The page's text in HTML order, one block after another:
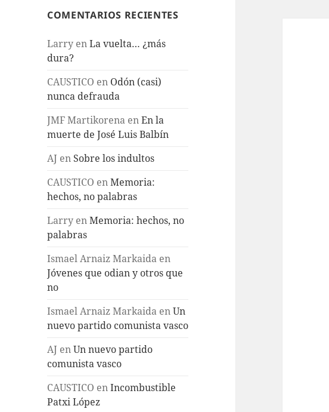
COMENTARIOS RECIENTES
Larry enLa vuelta… ¿más
dura?
CAUSTICO en Odón (casi)
nunca defrauda
JMF Martikorena enEn la
muerte de José Luis Balbín
AJ en Sobre los indultos
CAUSTICO enMemoria:
hechos, no palabras
Larry enMemoria: hechos, no
palabras
Ismael Arnaiz Markaida en
Jóvenes que odian y otros que
no
Ismael Arnaiz Markaida enUn
nuevo partido comunista vasco
AJ enUn nuevo partido
comunista vasco
CAUSTICO enIncombustible
Patxi López